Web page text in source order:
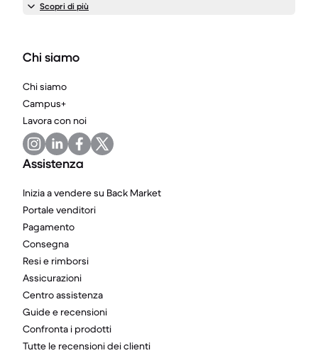
Scopri di più
Chi siamo
Chi siamo
Campus+
Lavora con noi
Assistenza
Inizia a vendere su Back Market
Portale venditori
Pagamento
Consegna
Resi e rimborsi
Assicurazioni
Centro assistenza
Guide e recensioni
Confronta i prodotti
Tutte le recensioni dei clienti